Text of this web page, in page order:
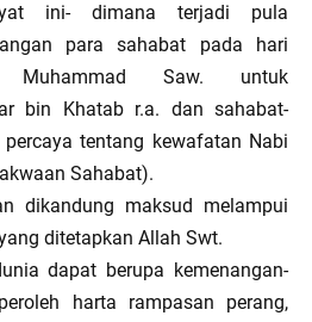
ini- dimana terjadi pula
para sahabat pada hari
Saw. untuk
bin Khatab r.a. dan sahabat-
tentang kewafatan Nabi
Sahabat).
dikandung maksud melampui
ditetapkan Allah Swt.
dapat berupa kemenangan-
harta rampasan perang,